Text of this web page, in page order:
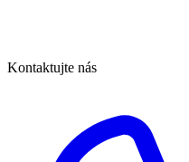
Kontaktujte nás